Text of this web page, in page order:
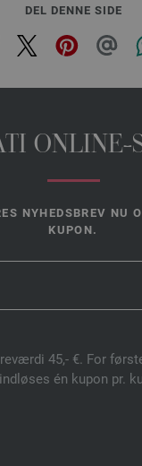
DEL DENNE SIDE
ONLINE-
NYHEDSBREV NU
KUPON.
45,- €. For
én kupon pr.